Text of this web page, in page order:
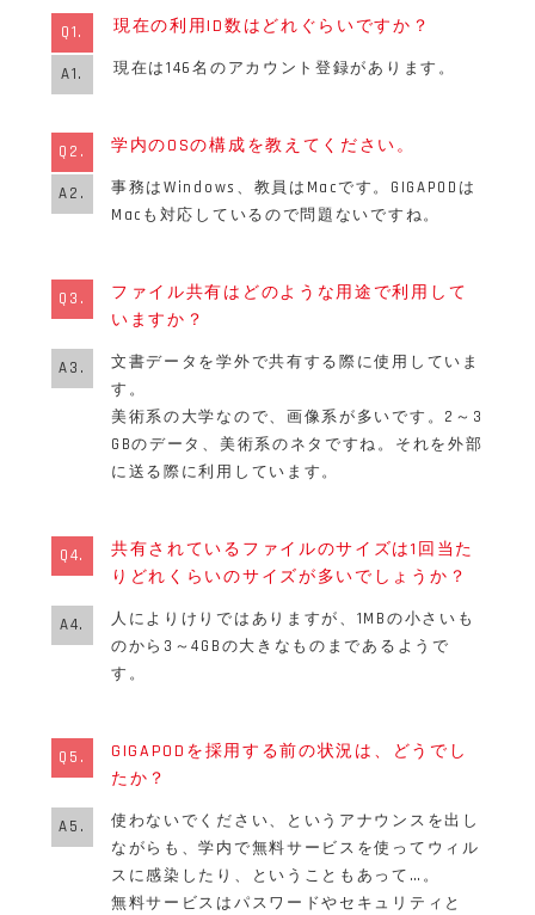
Q1. 現在の利用ID数はどれぐらいですか？
A1. 現在は146名のアカウント登録があります。
Q2. 学内のOSの構成を教えてください。
A2.
事務はWindows、教員はMacです。GIGAPODは
Macも対応しているので問題ないですね。
Q3.
ファイル共有はどのような用途で利用して
いますか？
A3.
文書データを学外で共有する際に使用していま
す。
美術系の大学なので、画像系が多いです。2～3
GBのデータ、美術系のネタですね。それを外部
に送る際に利用しています。
Q4.
共有されているファイルのサイズは1回当た
りどれくらいのサイズが多いでしょうか？
A4.
人によりけりではありますが、1MBの小さいも
のから3～4GBの大きなものまであるようで
す。
Q5.
GIGAPODを採用する前の状況は、どうでし
たか？
A5.
使わないでください、というアナウンスを出し
ながらも、学内で無料サービスを使ってウィル
スに感染したり、ということもあって…。
無料サービスはパスワードやセキュリティと